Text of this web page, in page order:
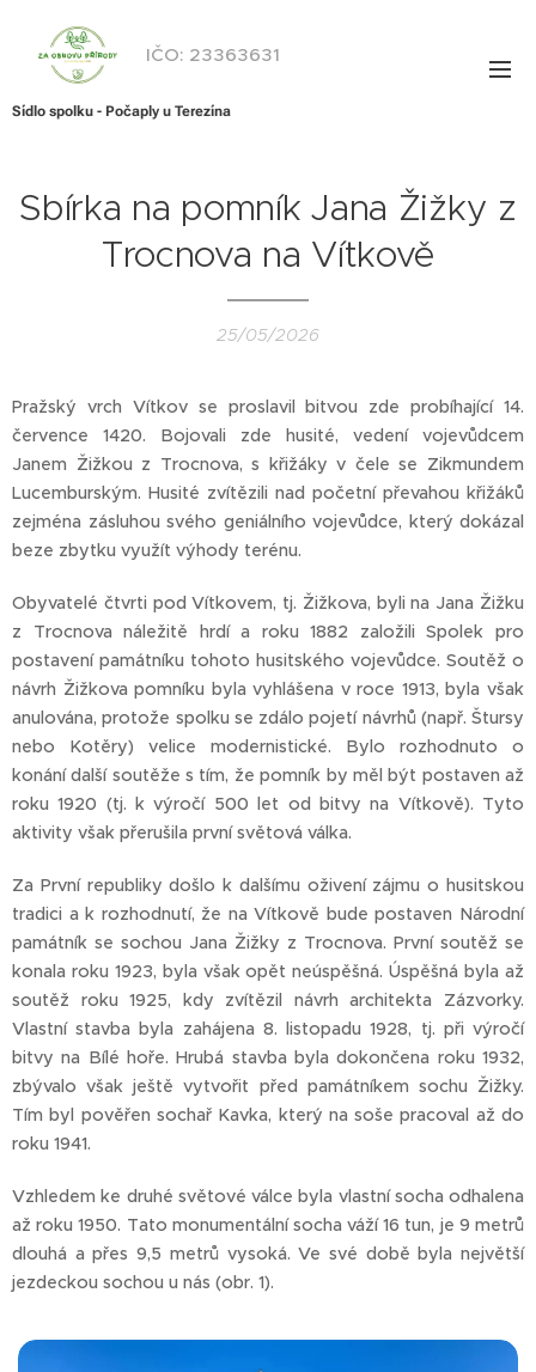
IČO: 23363631
Sídlo spolku - Počaply u Terezína
Sbírka na pomník Jana Žižky z
Trocnova na Vítkově
25/05/2026
Pražský vrch Vítkov se proslavil bitvou zde probíhající 14.
července 1420. Bojovali zde husité, vedení vojevůdcem
Janem Žižkou z Trocnova, s křižáky v čele se Zikmundem
Lucemburským. Husité zvítězili nad početní převahou křižáků
zejména zásluhou svého geniálního vojevůdce, který dokázal
beze zbytku využít výhody terénu.
Obyvatelé čtvrti pod Vítkovem, tj. Žižkova, byli na Jana Žižku
z Trocnova náležitě hrdí a roku 1882 založili Spolek pro
postavení památníku tohoto husitského vojevůdce. Soutěž o
návrh Žižkova pomníku byla vyhlášena v roce 1913, byla však
anulována, protože spolku se zdálo pojetí návrhů (např. Štursy
nebo Kotěry) velice modernistické. Bylo rozhodnuto o
konání další soutěže s tím, že pomník by měl být postaven až
roku 1920 (tj. k výročí 500 let od bitvy na Vítkově). Tyto
aktivity však přerušila první světová válka.
Za První republiky došlo k dalšímu oživení zájmu o husitskou
tradici a k rozhodnutí, že na Vítkově bude postaven Národní
památník se sochou Jana Žižky z Trocnova. První soutěž se
konala roku 1923, byla však opět neúspěšná. Úspěšná byla až
soutěž roku 1925, kdy zvítězil návrh architekta Zázvorky.
Vlastní stavba byla zahájena 8. listopadu 1928, tj. při výročí
bitvy na Bílé hoře. Hrubá stavba byla dokončena roku 1932,
zbývalo však ještě vytvořit před památníkem sochu Žižky.
Tím byl pověřen sochař Kavka, který na soše pracoval až do
roku 1941.
Vzhledem ke druhé světové válce byla vlastní socha odhalena
až roku 1950. Tato monumentální socha váží 16 tun, je 9 metrů
dlouhá a přes 9,5 metrů vysoká. Ve své době byla největší
jezdeckou sochou u nás (obr. 1).